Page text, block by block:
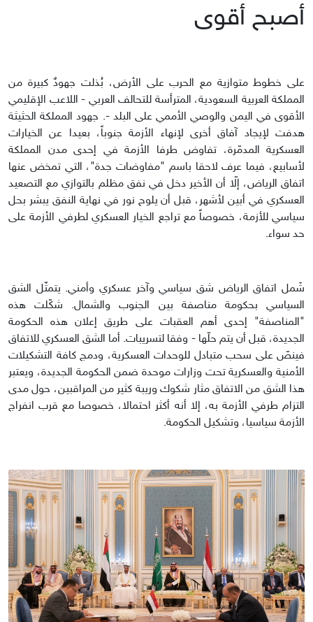
أصبح أقوى
على خطوط متوازية مع الحرب على الأرض، بُذلت جهودٌ كبيرة من
المملكة العربية السعودية، المترأسة للتحالف العربي - اللاعب الإقليمي
الأقوى في اليمن والوصي الأممي على البلد -. جهود المملكة الحثيثة
هدفت لإيجاد آفاق أخرى لإنهاء الأزمة جنوباً، بعيدا عن الخيارات
العسكرية المدمّرة، تفاوض طرفا الأزمة في إحدى مدن المملكة
لأسابيع، فيما عرف لاحقا باسم "مفاوضات جدة"، التي تمخض عنها
اتفاق الرياض، إلّا أن الأخير دخل في نفق مظلم بالتوازي مع التصعيد
العسكري في أبين لأشهر، قبل أن يلوح نور في نهاية النفق يبشر بحل
سياسي للأزمة، خصوصاً مع تراجع الخيار العسكري لطرفي الأزمة على
حد سواء.
شَمل اتفاق الرياض شق سياسي وآخر عسكري وأمني. يتمثّل الشق
السياسي بحكومة مناصفة بين الجنوب والشمال. شكّلت هذه
"المناصفة" إحدى أهم العقبات على طريق إعلان هذه الحكومة
الجديدة، قبل أن يتم حلّها - وفقا لتسريبات. أما الشق العسكري للاتفاق
فينصّ على سحب متبادل للوحدات العسكرية، ودمج كافة التشكيلات
الأمنية والعسكرية تحت وزارات موحدة ضمن الحكومة الجديدة، ويعتبر
هذا الشق من الاتفاق مثار شكوك وريبة كثير من المراقبين، حول مدى
التزام طرفي الأزمة به، إلا أنه أكثر احتمالا، خصوصا مع قرب انفراج
الأزمة سياسيا، وتشكيل الحكومة.